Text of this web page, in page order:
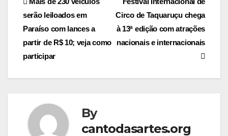
Post
navigation
Circo de Taquaruçu chega
à 13ª edição com atrações
nacionais e internacionais
serão leiloados em
Paraíso com lances a
partir de R$ 10; veja como
participar
By
cantodasartes.org